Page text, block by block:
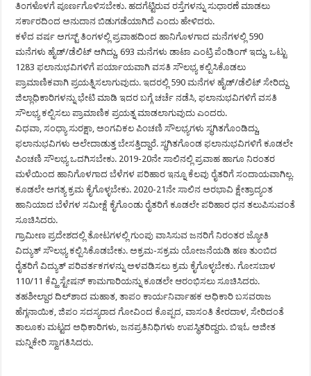
ತಿಂಗಳೊಳಗೆ ಪೂರ್ಣಗೊಳಿಸಬೇಕು. ಹದಗೆಟ್ಟಿರುವ ರಸ್ತೆಗಳನ್ನು ಸುಧಾರಣೆ ಮಾಡಲು
ಸರ್ಕಾರದಿಂದ ಅನುದಾನ ಬಿಡುಗಡೆಯಾಗಿದೆ ಎಂದು ಹೇಳಿದರು.
ಕಳೆದ ವರ್ಷ ಅಗಸ್ಟ್ ತಿಂಗಳಲ್ಲಿ ಪ್ರವಾಹದಿಂದ ಹಾನಿಗೊಳಗಾದ ಮನೆಗಳಲ್ಲಿ 590
ಮನೆಗಳು ಹೈಡ್/ಡೆಲಿಟ್ ಆಗಿದ್ದು, 693 ಮನೆಗಳು ಡಾಟಾ ಎಂಟ್ರಿ ಪೆಂಡಿಂಗ್ ಇದ್ದು, ಒಟ್ಟು
1283 ಫಲಾನುಭವಿಗಳಿಗೆ ಪರ್ಯಾಯವಾಗಿ ವಸತಿ ಸೌಲಭ್ಯ ಕಲ್ಪಿಸಿಕೊಡಲು
ಪ್ರಾಮಾಣಿಕವಾಗಿ ಪ್ರಯತ್ನಿಸಲಾಗುವುದು. ಇದರಲ್ಲಿ 590 ಮನೆಗಳ ಹೈಡ್/ಡೆಲಿಟ್ ಸೇರಿದ್ದು
ಜಿಲ್ಲಾಧಿಕಾರಿಗಳನ್ನು ಭೇಟಿ ಮಾಡಿ ಇದರ ಬಗ್ಗೆ ಚರ್ಚೆ ನಡೆಸಿ, ಫಲಾನುಭವಿಗಳಿಗೆ ವಸತಿ
ಸೌಲಭ್ಯ ಕಲ್ಪಿಸಲು ಪ್ರಾಮಾಣಿಕ ಪ್ರಯತ್ನ ಮಾಡಲಾಗುವುದು ಎಂದರು.
ವಿಧವಾ, ಸಂಧ್ಯಾ ಸುರಕ್ಷಾ, ಅಂಗವಿಕಲ ಪಿಂಚಣಿ ಸೌಲಭ್ಯಗಳು ಸ್ಥಗಿತಗೊಂಡಿದ್ದು,
ಫಲಾನುಭವಿಗಳು ಅಲೇದಾಡುತ್ತ ಬೇಸತ್ತಿದ್ದಾರೆ. ಸ್ಥಗಿತಗೊಂಡ ಫಲಾನುಭವಿಗಳಿಗೆ ಕೂಡಲೇ
ಪಿಂಚಣಿ ಸೌಲಭ್ಯ ಒದಗಿಸಬೇಕು. 2019-20ನೇ ಸಾಲಿನಲ್ಲಿ ಪ್ರವಾಹ ಹಾಗೂ ನಿರಂತರ
ಮಳೆಯಿಂದ ಹಾನಿಗೊಳಗಾದ ಬೆಳೆಗಳ ಪರಿಹಾರ ಇನ್ನೂ ಕೆಲವು ರೈತರಿಗೆ ಸಂದಾಯವಾಗಿಲ್ಲ.
ಕೂಡಲೇ ಅಗತ್ಯ ಕ್ರಮ ಕೈಗೊಳ್ಳಬೇಕು. 2020-21ನೇ ಸಾಲಿನ ಅರಭಾವಿ ಕ್ಷೇತ್ರಾದ್ಯಂತ
ಹಾನಿಯಾದ ಬೆಳೆಗಳ ಸಮೀಕ್ಷೆ ಕೈಗೊಂಡು ರೈತರಿಗೆ ಕೂಡಲೇ ಪರಿಹಾರ ಧನ ತಲುಪಿಸುವಂತೆ
ಸೂಚಿಸಿದರು.
ಗ್ರಾಮೀಣ ಪ್ರದೇಶದಲ್ಲಿ ತೋಟಗಳಲ್ಲಿ ಗುಂಪು ವಾಸಿಸುವ ಜನರಿಗೆ ನಿರಂತರ ಜ್ಯೋತಿ
ವಿದ್ಯುತ್ ಸೌಲಭ್ಯ ಕಲ್ಪಿಸಿಕೊಡಬೇಕು. ಅಕ್ರಮ-ಸಕ್ರಮ ಯೋಜನೆಯಡಿ ಹಣ ತುಂಬಿದ
ರೈತರಿಗೆ ವಿದ್ಯುತ್ ಪರಿವರ್ತಕಗಳನ್ನು ಅಳವಡಿಸಲು ಕ್ರಮ ಕೈಗೊಳ್ಳಬೇಕು. ಗೋಸಬಾಳ
110/11 ಕೆವ್ಹಿ ಸ್ಟೇಷನ್ ಕಾಮಗಾರಿಯನ್ನು ಕೂಡಲೇ ಆರಂಭಿಸಲು ಸೂಚಿಸಿದರು.
ತಹಶೀಲ್ದಾರ ದಿಲ್‍ಶಾದ ಮಹಾತ, ತಾಪಂ ಕಾರ್ಯನಿರ್ವಾಹಕ ಅಧಿಕಾರಿ ಬಸವರಾಜ
ಹೆಗ್ಗನಾಯಿಕ, ಜಿಪಂ ಸದಸ್ಯರಾದ ಗೋವಿಂದ ಕೊಪ್ಪದ, ವಾಸಂತಿ ತೇರದಾಳ, ಸೇರಿದಂತೆ
ತಾಲೂಕು ಮಟ್ಟದ ಅಧಿಕಾರಿಗಳು, ಜನಪ್ರತಿನಿಧಿಗಳು ಉಪಸ್ಥಿತರಿದ್ದರು. ಬಿಇಓ ಅಜೀತ
ಮನ್ನಿಕೇರಿ ಸ್ವಾಗತಿಸಿದರು.